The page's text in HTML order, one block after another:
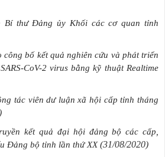
Bí thư Đảng ủy Khối các cơ quan tỉnh
công bố kết quả nghiên cứu và phát triển
CoV-2 virus bằng kỹ thuật Realtime
tác viên dư luận xã hội cấp tỉnh tháng
kết quả đại hội đảng bộ các cấp,
Đảng bộ tỉnh lần thứ XX (31/08/2020)